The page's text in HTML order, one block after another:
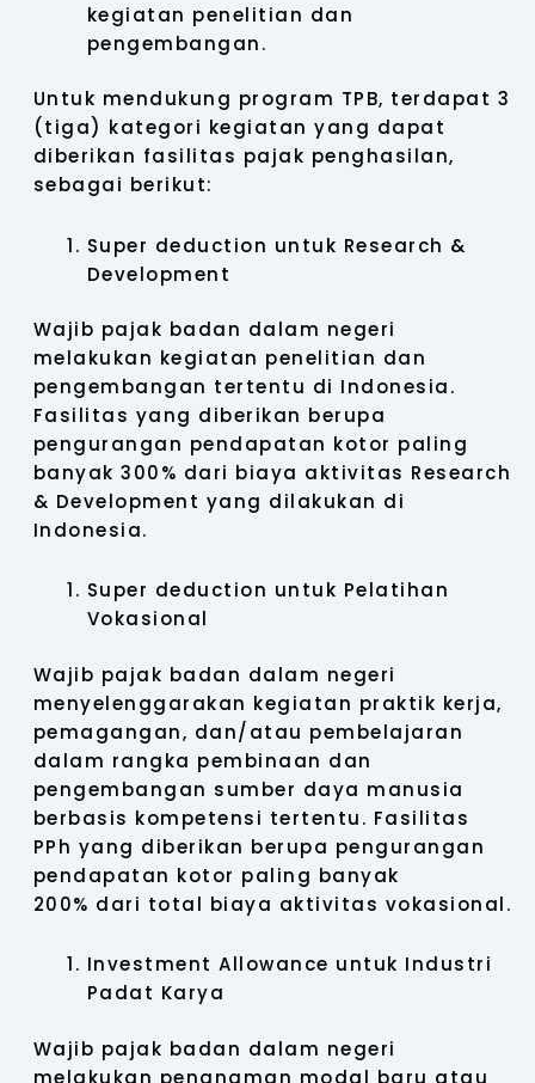
kegiatan penelitian dan
pengembangan.
Untuk mendukung program TPB, terdapat 3
(tiga) kategori kegiatan yang dapat
diberikan fasilitas pajak penghasilan,
sebagai berikut:
Super deduction untuk Research &
Development
Wajib pajak badan dalam negeri
melakukan kegiatan penelitian dan
pengembangan tertentu di Indonesia.
Fasilitas yang diberikan berupa
pengurangan pendapatan kotor paling
banyak 300% dari biaya aktivitas Research
& Development yang dilakukan di
Indonesia.
Super deduction untuk Pelatihan
Vokasional
Wajib pajak badan dalam negeri
menyelenggarakan kegiatan praktik kerja,
pemagangan, dan/atau pembelajaran
dalam rangka pembinaan dan
pengembangan sumber daya manusia
berbasis kompetensi tertentu. Fasilitas
PPh yang diberikan berupa pengurangan
pendapatan kotor paling banyak
200% dari total biaya aktivitas vokasional.
Investment Allowance untuk Industri
Padat Karya
Wajib pajak badan dalam negeri
melakukan penanaman modal baru atau